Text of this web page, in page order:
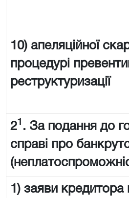
10) апеляційної
процедурі
реструктуризації
21 . За подання до
справі про
1) заяви кредитора